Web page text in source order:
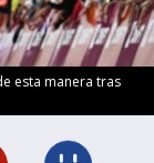
esta manera tras